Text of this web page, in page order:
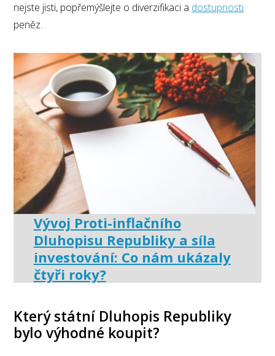
nejste jisti, popřemýšlejte o diverzifikaci a dostupnosti
peněz.
Vývoj Proti-inflačního
Dluhopisu Republiky a síla
investování: Co nám ukázaly
čtyři roky?
Který státní Dluhopis Republiky
bylo výhodné koupit?